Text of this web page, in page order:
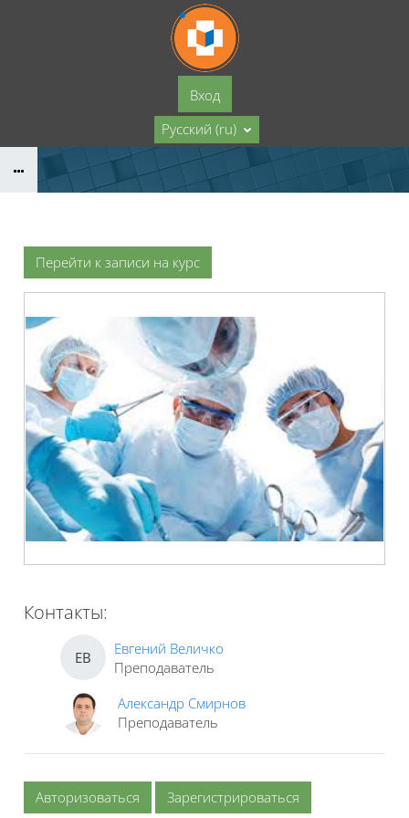
Перейти к основному содержанию
Вход
Русский ‎(ru)‎
Перейти к записи на курс
Контакты:
ЕВ
Евгений Величко
Преподаватель
Александр Смирнов
Преподаватель
Авторизоваться Зарегистрироваться